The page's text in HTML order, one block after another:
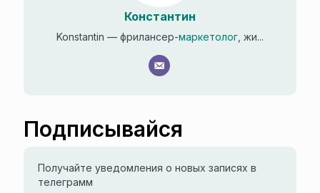
Константин
Konstantin — фрилансер-маркетолог , жи...
Подписывайся
Получайте уведомления о новых записях в
телеграмм